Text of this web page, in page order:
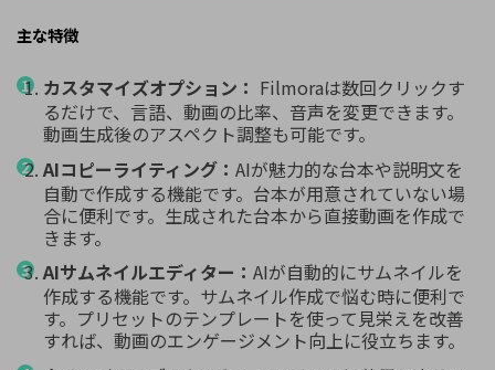
主な特徴
カスタマイズオプション： Filmoraは数回クリックす
るだけで、言語、動画の比率、音声を変更できます。
動画生成後のアスペクト調整も可能です。
AIコピーライティング： AIが魅力的な台本や説明文を
自動で作成する機能です。台本が用意されていない場
合に便利です。生成された台本から直接動画を作成で
きます。
AIサムネイルエディター： AIが自動的にサムネイルを
作成する機能です。サムネイル作成で悩む時に便利で
す。プリセットのテンプレートを使って見栄えを改善
すれば、動画のエンゲージメント向上に役立ちます。